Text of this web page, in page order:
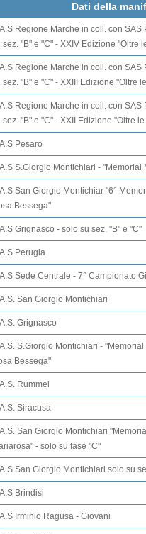
Dati della
Regione Marche in coll. con SAS
sez. "B" e "C" - XXIV Edizione "Oltre
Regione Marche in coll. con SAS
sez. "B" e "C" - XXIII Edizione "Oltre
Regione Marche in coll. con SAS
sez. "B" e "C" - XXII Edizione "Oltre
Pesaro
S.Giorgio Montichiari - "Memorial
San Giorgio Montichiar "6°
Bessega"
Grignasco - solo su sez. "B" e "C"
Perugia
Sede Centrale - 7° Campionato
San Giorgio Montichiari
Grignasco
S.Giorgio Montichiari - "Memorial
Bessega"
Rummel
Siracusa
San Giorgio Montichiari
- solo su fase "C"
San Giorgio Montichiari solo su
Brindisi
Irminio Ragusa - Giovani